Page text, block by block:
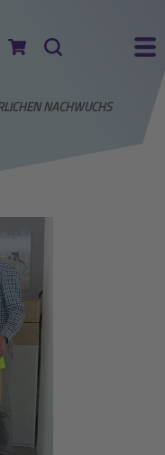
Zum Warenkorb
Suche
NACHWUCHS